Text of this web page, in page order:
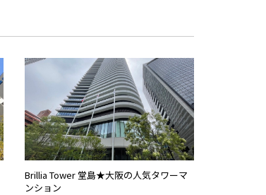
Brillia Tower 堂島★大阪の人気タワーマ
ンション